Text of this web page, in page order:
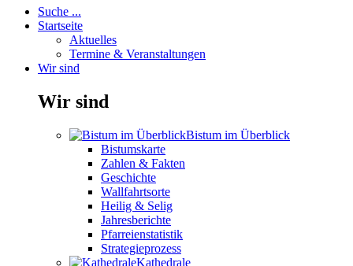
Suche ...
Startseite
Aktuelles
Termine & Veranstaltungen
Wir sind
Wir sind
Bistum im Überblick
Bistumskarte
Zahlen & Fakten
Geschichte
Wallfahrtsorte
Heilig & Selig
Jahresberichte
Pfarreienstatistik
Strategieprozess
Kathedrale